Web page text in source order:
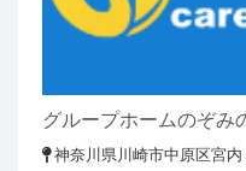
グループホームのぞ
神奈川県川崎市中原区宮